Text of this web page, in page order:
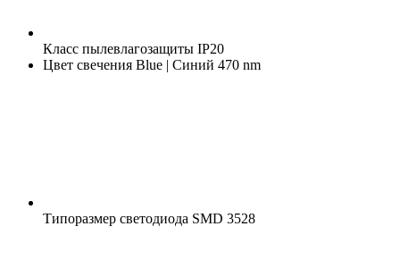
Класс пылевлагозащиты IP20
Цвет свечения Blue | Синий 470 nm
Типоразмер светодиода SMD 3528